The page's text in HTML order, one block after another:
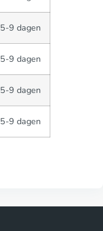
5-9 dagen
5-9 dagen
5-9 dagen
5-9 dagen